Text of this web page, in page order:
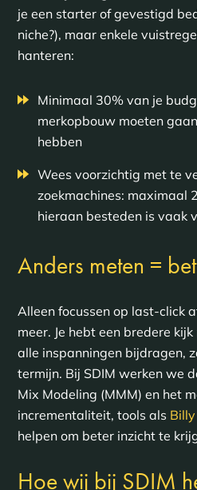
je een starter of gevestigd
niche?), maar enkele
hanteren:
Minimaal 30% van je
merkopbouw moeten
hebben
Wees voorzichtig met te
zoekmachines: maximaal
hieraan besteden is vaak
Anders meten =
Alleen focussen op last-click
meer. Je hebt een bredere
alle inspanningen bijdragen,
termijn. Bij SDIM werken we
Mix Modeling (MMM) en het
incrementaliteit, tools als
helpen om beter inzicht te
Hoe wij bij SDIM